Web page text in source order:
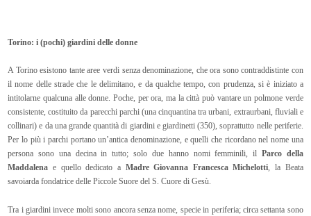
Torino: i (pochi) giardini delle donne
A Torino esistono tante aree verdi senza denominazione, che ora sono contraddistinte con
il nome delle strade che le delimitano, e da qualche tempo, con prudenza, si è iniziato a
intitolarne qualcuna alle donne. Poche, per ora, ma la città può vantare un polmone verde
consistente, costituito da parecchi parchi (una cinquantina tra urbani, extraurbani, fluviali e
collinari) e da una grande quantità di giardini e giardinetti (350), soprattutto nelle periferie.
Per lo più i parchi portano un’antica denominazione, e quelli che ricordano nel nome una
persona sono una decina in tutto; solo due hanno nomi femminili, il Parco della
Maddalena e quello dedicato a Madre Giovanna Francesca Michelotti, la Beata
savoiarda fondatrice delle Piccole Suore del S. Cuore di Gesù.
Tra i giardini invece molti sono ancora senza nome, specie in periferia; circa settanta sono